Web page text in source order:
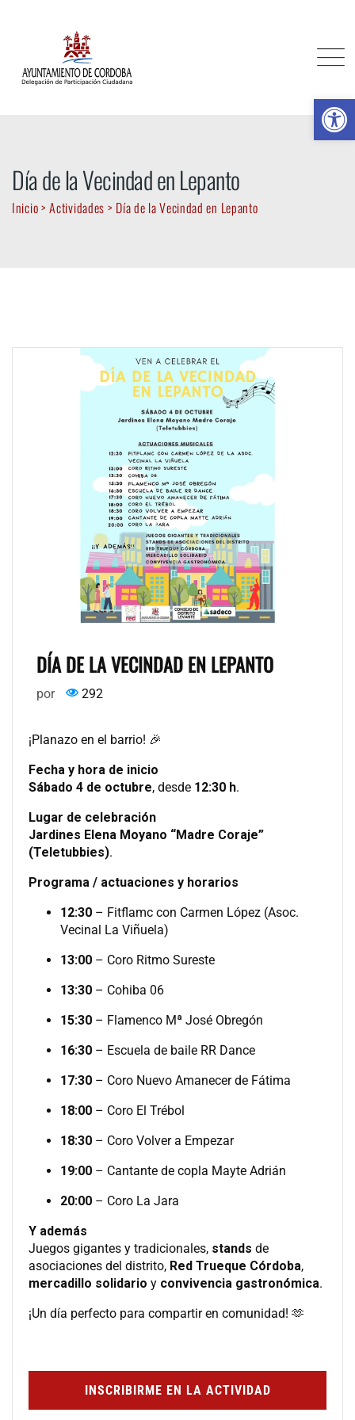
Día de la Vecindad en Lepanto
Inicio>Actividades > Día de la Vecindad en Lepanto
DÍA DE LA VECINDAD EN LEPANTO
por 292
¡Planazo en el barrio! 🎉
Fecha y hora de inicio
Sábado 4 de octubre, desde 12:30 h.
Lugar de celebración
Jardines Elena Moyano “Madre Coraje”
(Teletubbies).
Programa / actuaciones y horarios
12:30 – Fitflamc con Carmen López (Asoc.
Vecinal La Viñuela)
13:00 – Coro Ritmo Sureste
13:30 – Cohiba 06
15:30 – Flamenco Mª José Obregón
16:30 – Escuela de baile RR Dance
17:30 – Coro Nuevo Amanecer de Fátima
18:00 – Coro El Trébol
18:30 – Coro Volver a Empezar
19:00 – Cantante de copla Mayte Adrián
20:00 – Coro La Jara
Y además
Juegos gigantes y tradicionales, stands de
asociaciones del distrito, Red Trueque Córdoba,
mercadillo solidario y convivencia gastronómica.
¡Un día perfecto para compartir en comunidad! 🫶
INSCRIBIRME EN LA ACTIVIDAD